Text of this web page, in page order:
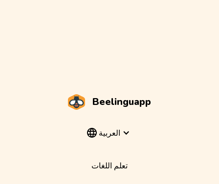
Beelinguapp
العربية
تعلم اللغات